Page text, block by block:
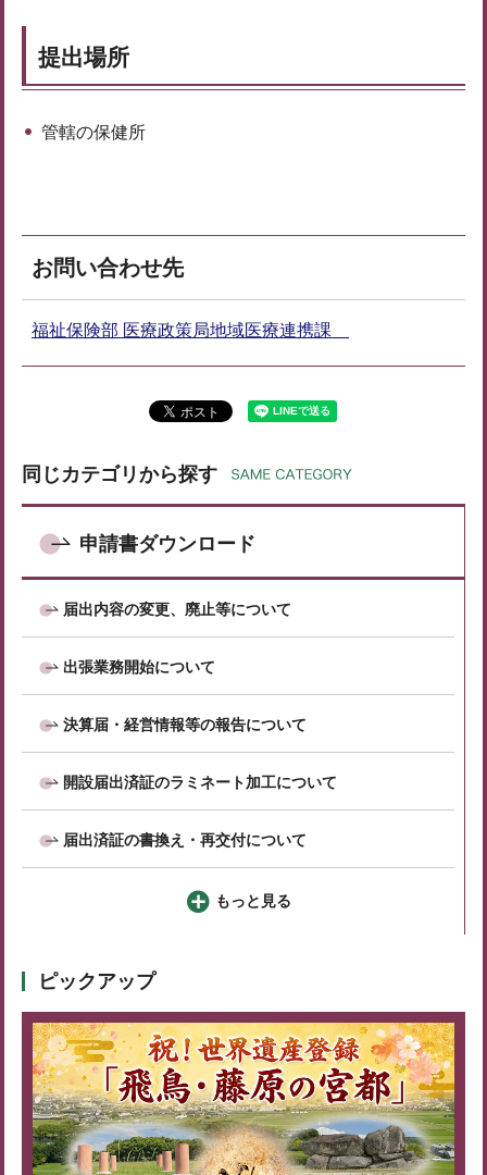
提出場所
管轄の保健所
お問い合わせ先
福祉保険部 医療政策局地域医療連携課
同じカテゴリから探す
申請書ダウンロード
届出内容の変更、廃止等について
出張業務開始について
決算届・経営情報等の報告について
開設届出済証のラミネート加工について
届出済証の書換え・再交付について
もっと見る
ピックアップ